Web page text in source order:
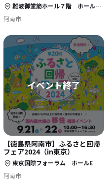
難波御堂筋ホール７階 ホール７（大阪市中央区難波4-2-1 難波御堂筋ビルディング））
阿南市
【徳島県阿南市】ふるさと回帰
フェア2024（in東京）
東京国際フォーラム ホールE
阿南市